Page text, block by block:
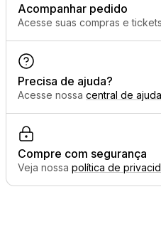
Acompanhar pedido
Acesse suas compras e
Precisa de ajuda?
Acesse nossa central de ajuda
Compre com segurança
Veja nossa política de